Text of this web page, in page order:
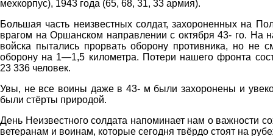
мехкорпус), 1943 года (65, 68, 31, 33 армия).
Большая часть неизвестных солдат, захороненных на
врагом на Оршанском направлении с октября 43- го. На
войска пытались прорвать оборону противника, но не
оборону на 1—1,5 километра. Потери нашего фронта
23 336 человек.
Увы, не все воины даже в 43- м были захоронены и
были стёрты природой.
День Неизвестного солдата напоминает нам о важности
ветеранам и воинам, которые сегодня твёрдо стоят на